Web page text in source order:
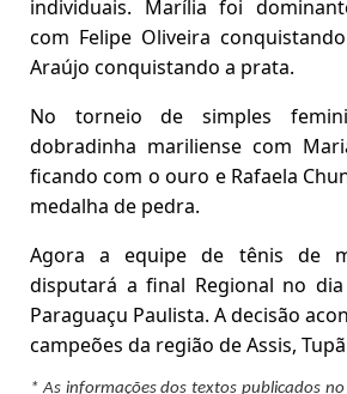
individuais. Marília foi
com Felipe Oliveira
Araújo conquistando a prata.
No torneio de simples
dobradinha mariliense com
ficando com o ouro e Rafaela
medalha de pedra.
Agora a equipe de tênis de
disputará a final Regional no
Paraguaçu Paulista. A decisão
campeões da região de Assis,
* As informações dos textos publicados